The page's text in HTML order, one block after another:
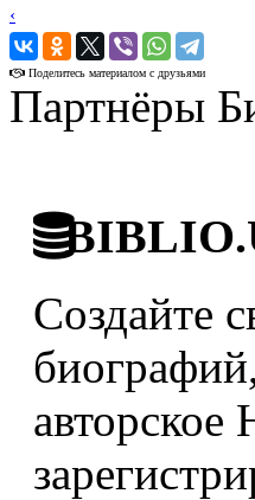
‹
›
Поделитесь материалом с друзьями
Партнёры
Создайте